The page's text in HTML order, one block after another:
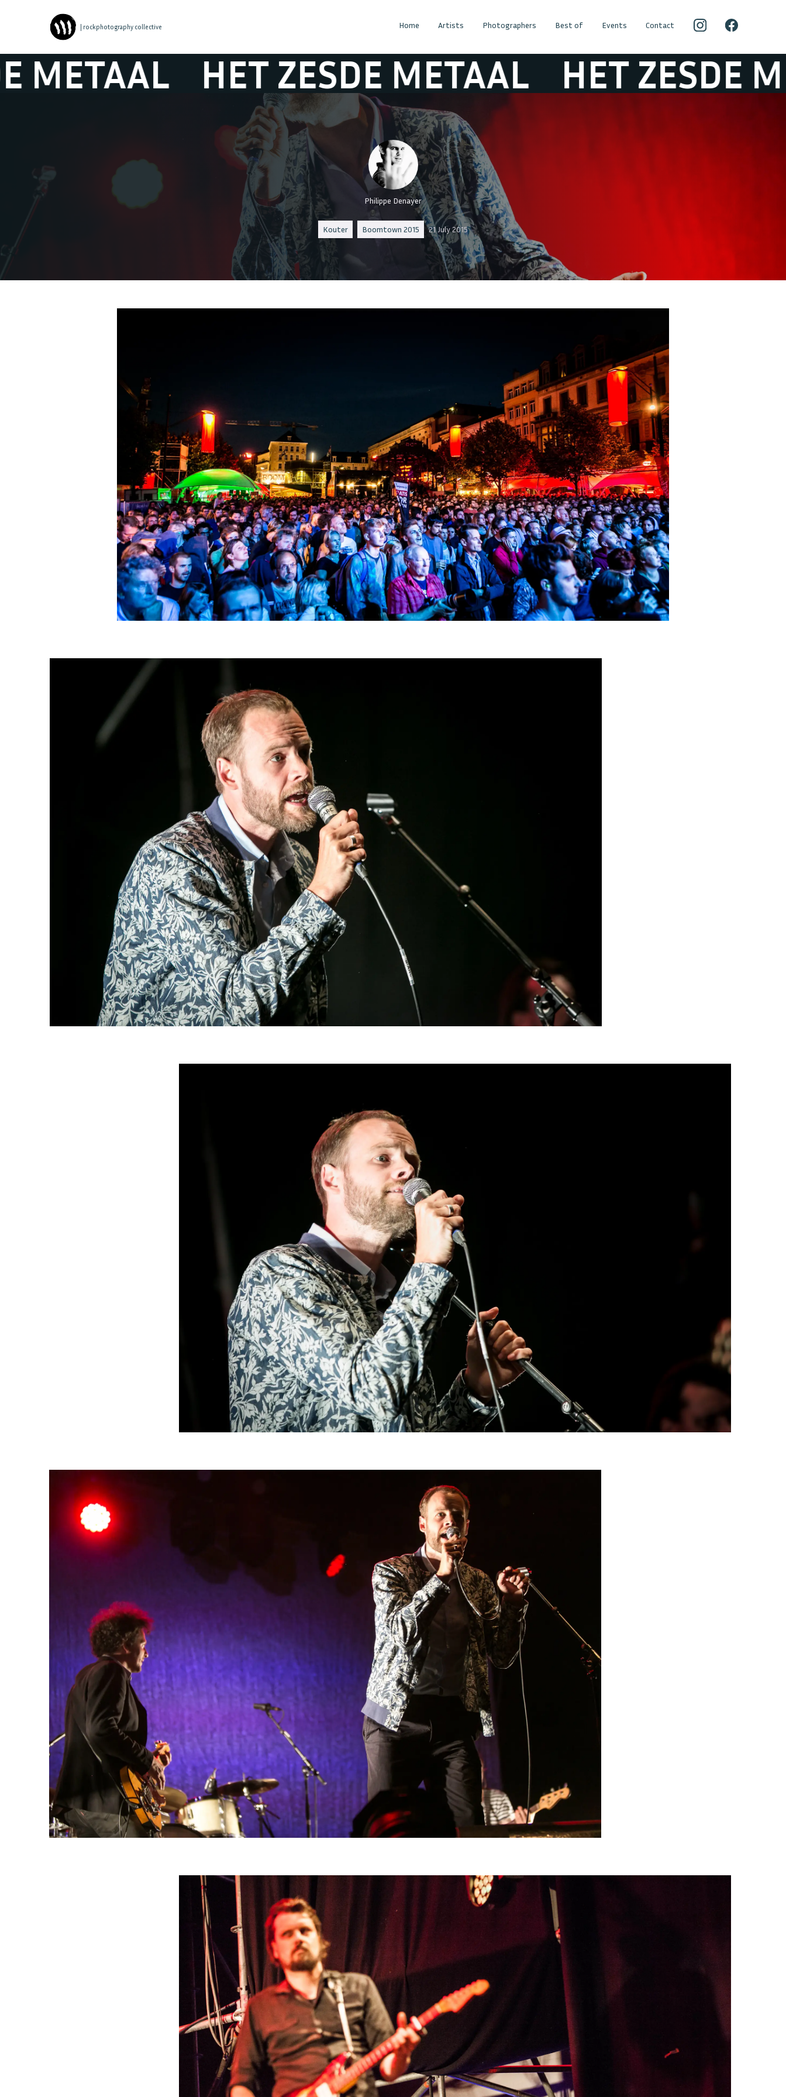
| rockphotography collective Home Artists Photographers Best of Events Contact
HET ZESDE METAAL HET ZESDE METAAL
Philippe Denayer
Kouter Boomtown 2015 21 July 2015